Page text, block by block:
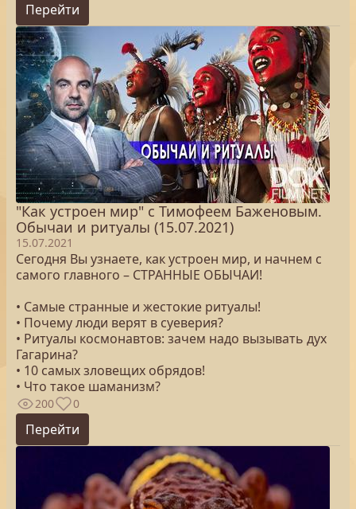
Перейти
"Как устроен мир" с Тимофеем Баженовым.
Обычаи и ритуалы (15.07.2021)
15.07.2021
Сегодня Вы узнаете, как устроен мир, и начнем с
самого главного – СТРАННЫЕ ОБЫЧАИ!
• Самые странные и жестокие ритуалы!
• Почему люди верят в суеверия?
• Ритуалы космонавтов: зачем надо вызывать дух
Гагарина?
• 10 самых зловещих обрядов!
• Что такое шаманизм?
200 0
Перейти